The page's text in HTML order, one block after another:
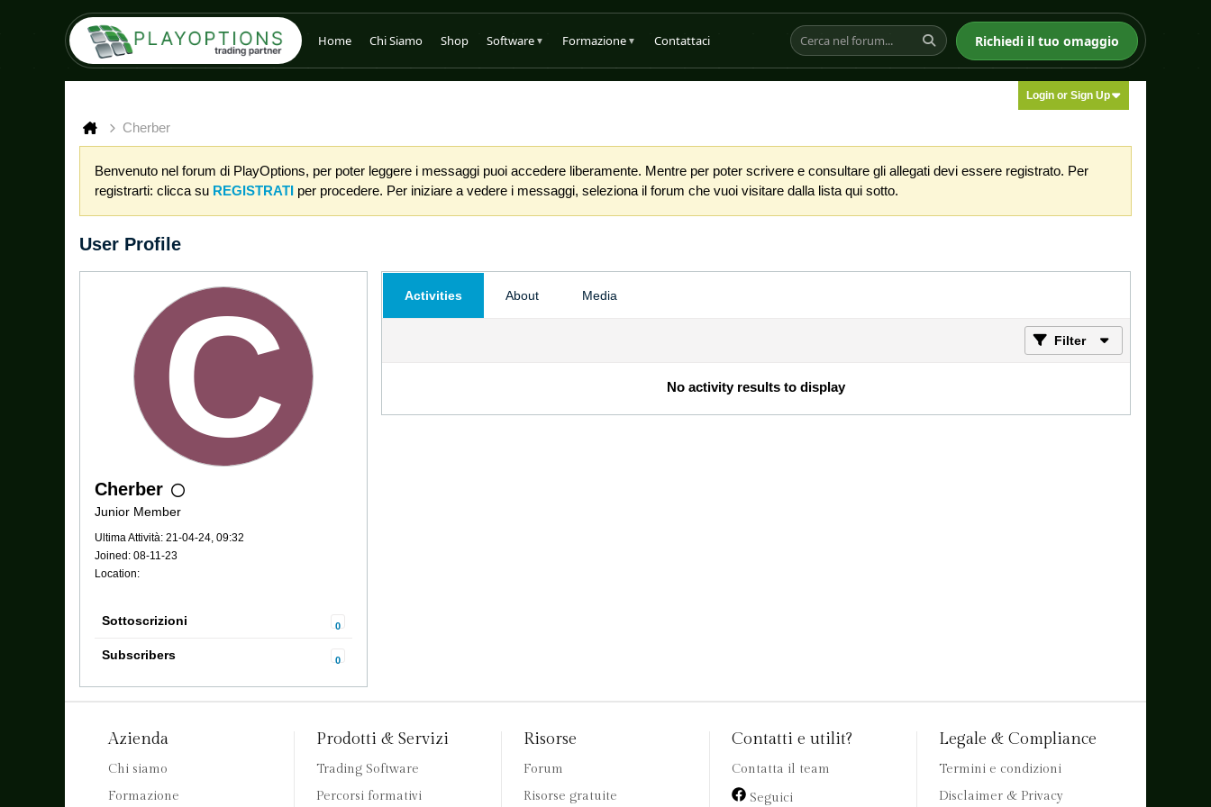
Home Chi Siamo Shop Software ▼ Formazione ▼ Contattaci Richiedi il tuo omaggio
Login or Sign Up
Cherber
Benvenuto nel forum di PlayOptions, per poter leggere i messaggi puoi accedere liberamente. Mentre per poter scrivere e consultare gli allegati devi essere registrato. Per
registrarti: clicca su REGISTRATI per procedere. Per iniziare a vedere i messaggi, seleziona il forum che vuoi visitare dalla lista qui sotto.
User Profile
Cherber
Junior Member
Ultima Attività: 21-04-24, 09:32
Joined: 08-11-23
Location:
Sottoscrizioni 0
Subscribers 0
Activities About Media
Filter
No activity results to display
Azienda
Chi siamo
Formazione
Prodotti & Servizi
Trading Software
Percorsi formativi
Risorse
Forum
Risorse gratuite
Contatti e utilit?
Contatta il team
Seguici
Legale & Compliance
Termini e condizioni
Disclaimer & Privacy